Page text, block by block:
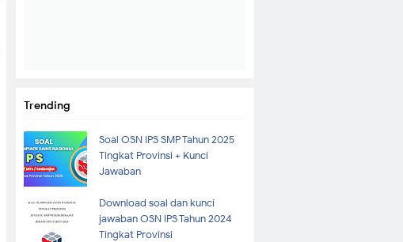
Trending
Soal OSN IPS SMP Tahun 2025
Tingkat Provinsi + Kunci
Jawaban
Download soal dan kunci
jawaban OSN IPS Tahun 2024
Tingkat Provinsi